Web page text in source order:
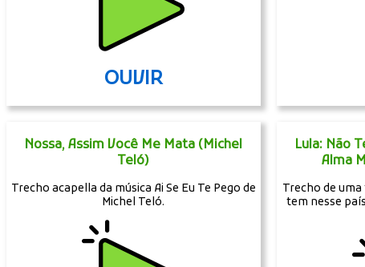
OUVIR
Nossa, Assim Você Me Mata (Michel
Teló)
Trecho acapella da música Ai Se Eu Te Pego de
Michel Teló.
Lula: Não
Alma
Trecho de
tem nesse